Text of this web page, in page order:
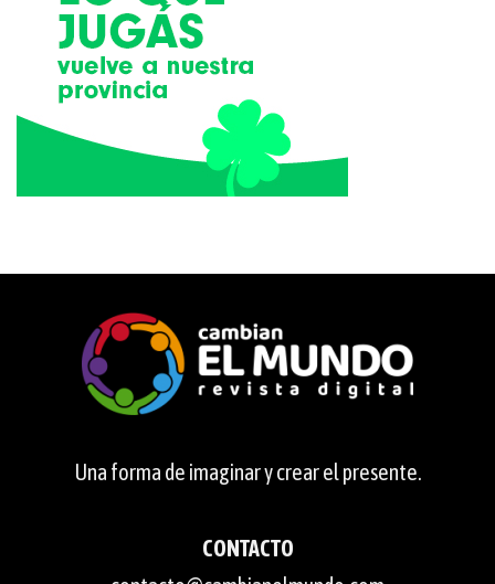
Una forma de imaginar y crear el presente.
CONTACTO